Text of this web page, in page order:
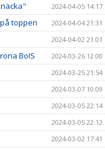
2024-04-05 14:17
toppen 2024-04-04 21:31
2024-04-02 21:01
BoIS 2024-03-26 12:00
2024-03-25 21:54
2024-03-07 10:09
2024-03-05 22:14
2024-03-05 22:12
2024-03-02 17:41